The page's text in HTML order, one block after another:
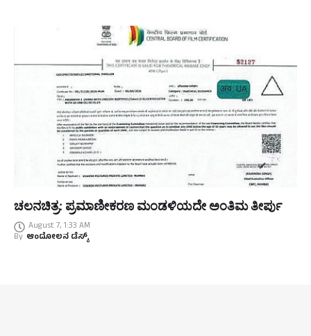
ಚಲನಚಿತ್ರ: ಪ್ರಮಾಣೀಕರಣ ಮಂಡಳಿಯದೇ ಅಂತಿಮ ತೀರ್ಪು
August 7, 1:33 AM
By ಆಂದೋಲನ ಡೆಸ್ಕ್